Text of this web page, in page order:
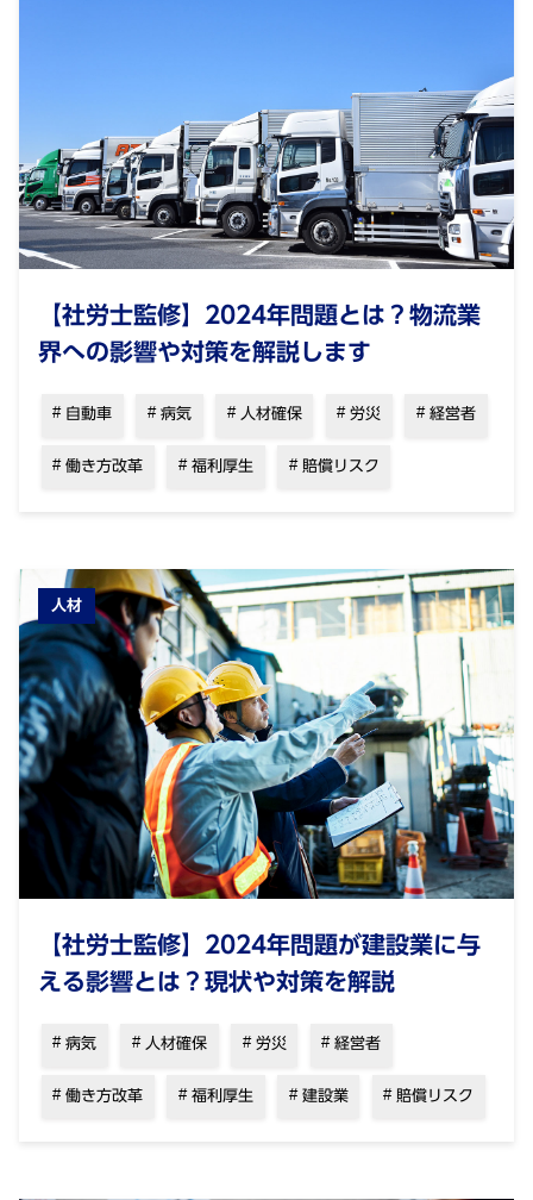
【社労士監修】2024年問題とは？物流業
界への影響や対策を解説します
自動車 病気 人材確保 労災 経営者
働き方改革 福利厚生 賠償リスク
人材
【社労士監修】2024年問題が建設業に与
える影響とは？現状や対策を解説
病気 人材確保 労災 経営者
働き方改革 福利厚生 建設業 賠償リスク